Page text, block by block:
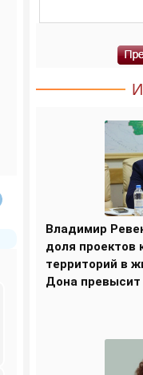
Владимир
доля проектов
территорий в
Дона превысит